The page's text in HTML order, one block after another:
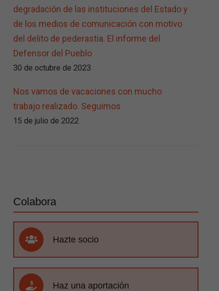
degradación de las instituciones del Estado y
de los medios de comunicación con motivo
del delito de pederastia. El informe del
Defensor del Pueblo
30 de octubre de 2023
Nos vamos de vacaciones con mucho
trabajo realizado. Seguimos
15 de julio de 2022
Colabora
Hazte socio
Haz una aportación